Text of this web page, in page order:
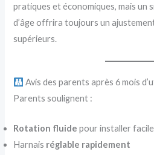
pratiques et économiques, mais un
d’âge offrira toujours un
supérieurs.
Avis des parents après 6 mois
Parents soulignent :
Rotation fluide pour installer
Harnais réglable rapidement